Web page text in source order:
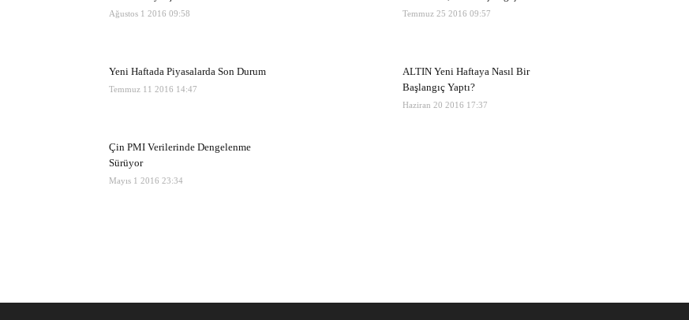
Ağustos 1 2016 09:58 Temmuz 25 2016 09:57
Yeni Haftada Piyasalarda Son Durum
Temmuz 11 2016 14:47
ALTIN Yeni Haftaya Nasıl Bir
Başlangıç Yaptı?
Haziran 20 2016 17:37
Çin PMI Verilerinde Dengelenme
Sürüyor
Mayıs 1 2016 23:34